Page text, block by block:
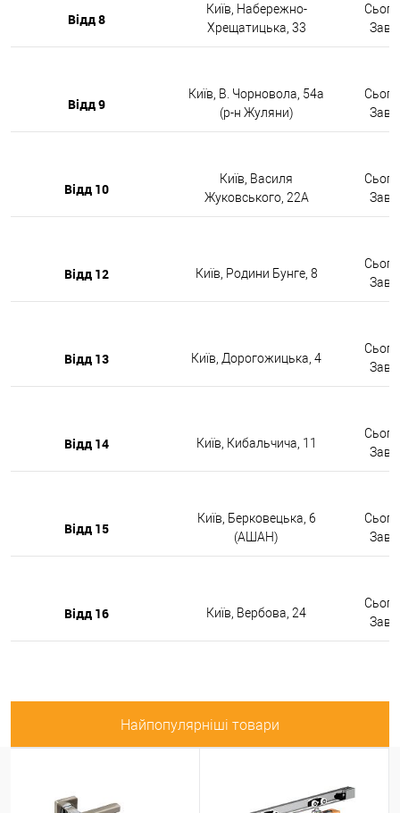
Відд 8
Київ, Набережно-
Хрещатицька, 33
Відд 9
Київ, В. Чорновола, 54а
(р-н Жуляни)
Відд 10
Київ, Василя
Жуковського, 22А
Відд 12 Київ, Родини Бунге, 8
Відд 13 Київ, Дорогожицька, 4
Відд 14 Київ, Кибальчича, 11
Відд 15
Київ, Берковецька, 6
(АШАН)
Відд 16 Київ, Вербова, 24
Найпопулярніші товари